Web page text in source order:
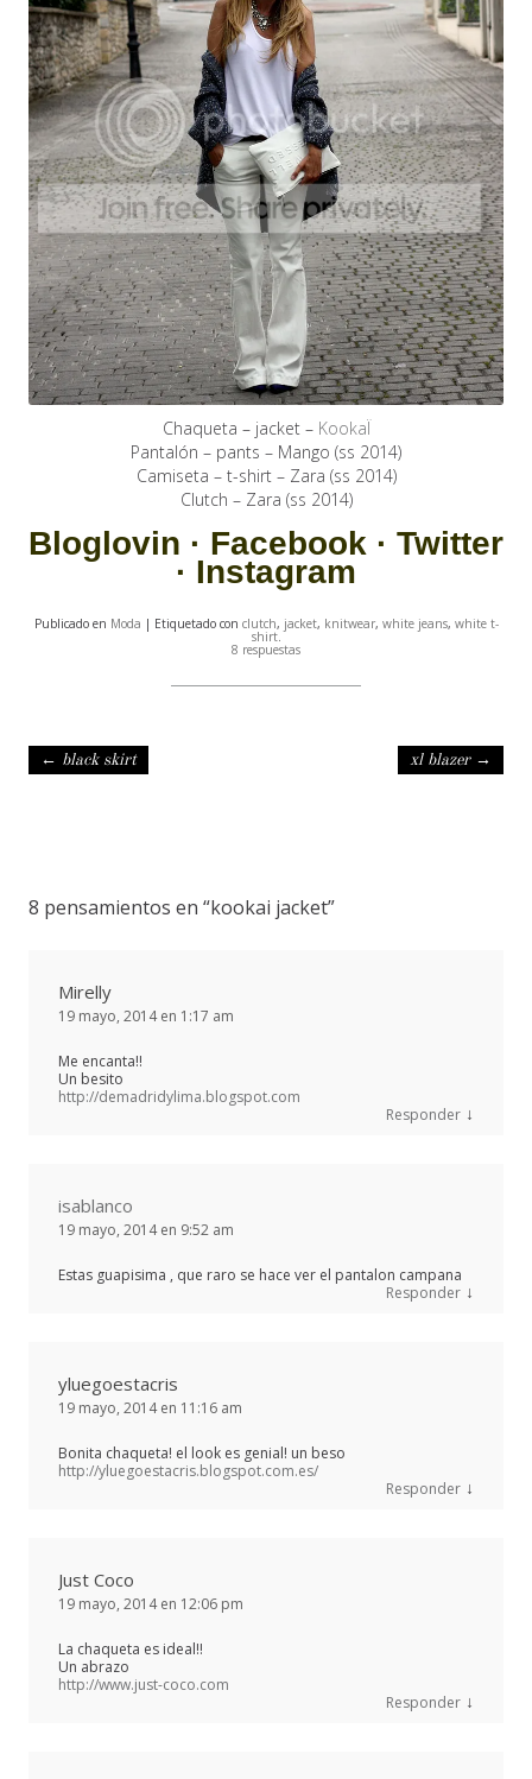
Chaqueta – jacket – KookaÏ
Pantalón – pants – Mango (ss 2014)
Camiseta – t-shirt – Zara (ss 2014)
Clutch – Zara (ss 2014)
Bloglovin · Facebook · Twitter
· Instagram
Publicado en Moda | Etiquetado con clutch, jacket, knitwear, white jeans, white t-
shirt.
8 respuestas
Navegación de entradas
← black skirt xl blazer →
8 pensamientos en “kookai jacket”
Mirelly
19 mayo, 2014 en 1:17 am
Me encanta!!
Un besito
http://demadridylima.blogspot.com
Responder ↓
isablanco
19 mayo, 2014 en 9:52 am
Estas guapisima , que raro se hace ver el pantalon campana
Responder ↓
yluegoestacris
19 mayo, 2014 en 11:16 am
Bonita chaqueta! el look es genial! un beso
http://yluegoestacris.blogspot.com.es/
Responder ↓
Just Coco
19 mayo, 2014 en 12:06 pm
La chaqueta es ideal!!
Un abrazo
http://www.just-coco.com
Responder ↓